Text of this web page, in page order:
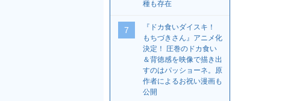
種も存在
7
『ドカ食いダイスキ！
もちづきさん』アニメ化
決定！ 圧巻のドカ食い
＆背徳感を映像で描き出
すのはパッショーネ。原
作者によるお祝い漫画も
公開